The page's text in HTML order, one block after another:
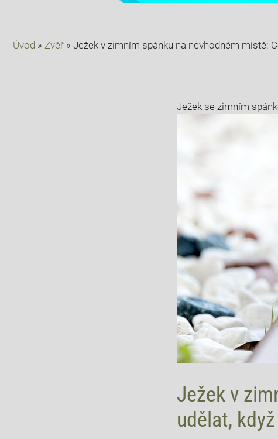
Úvod » Zvěř » Ježek v zimním spánku na nevhodném místě:
Ježek se zimním
Ježek v
udělat,